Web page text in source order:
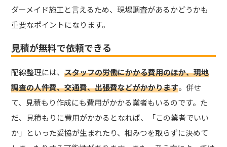
ダーメイド施工と言えるため、現場調査があるかどうかも
重要なポイントになります。
見積が無料で依頼できる
配線整理には、スタッフの労働にかかる費用のほか、現地
調査の人件費、交通費、出張費などがかかります。併せ
て、見積もり作成にも費用がかかる業者もいるのです。た
だ、見積もりに費用がかかるとなれば、「この業者でいい
か」といった妥協が生まれたり、相みつを取らずに決めて